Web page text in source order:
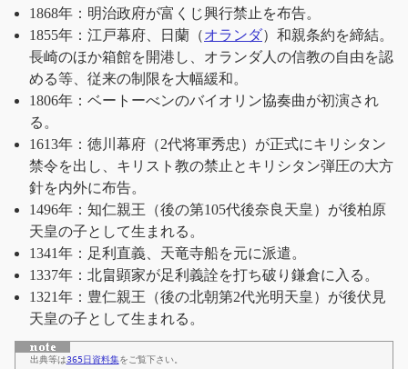
1868年：明治政府が富くじ興行禁止を布告。
1855年：江戸幕府、日蘭（オランダ）和親条約を締結。
長崎のほか箱館を開港し、オランダ人の信教の自由を認
める等、従来の制限を大幅緩和。
1806年：ベートーべンのバイオリン協奏曲が初演され
る。
1613年：徳川幕府（2代将軍秀忠）が正式にキリシタン
禁令を出し、キリスト教の禁止とキリシタン弾圧の大方
針を内外に布告。
1496年：知仁親王（後の第105代後奈良天皇）が後柏原
天皇の子として生まれる。
1341年：足利直義、天竜寺船を元に派遣。
1337年：北畠顕家が足利義詮を打ち破り鎌倉に入る。
1321年：豊仁親王（後の北朝第2代光明天皇）が後伏見
天皇の子として生まれる。
出典等は365日資料集をご覧下さい。